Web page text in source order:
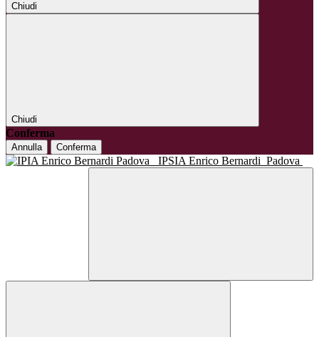
Chiudi
Chiudi
Conferma
Annulla Conferma
IPSIA Enrico Bernardi Padova